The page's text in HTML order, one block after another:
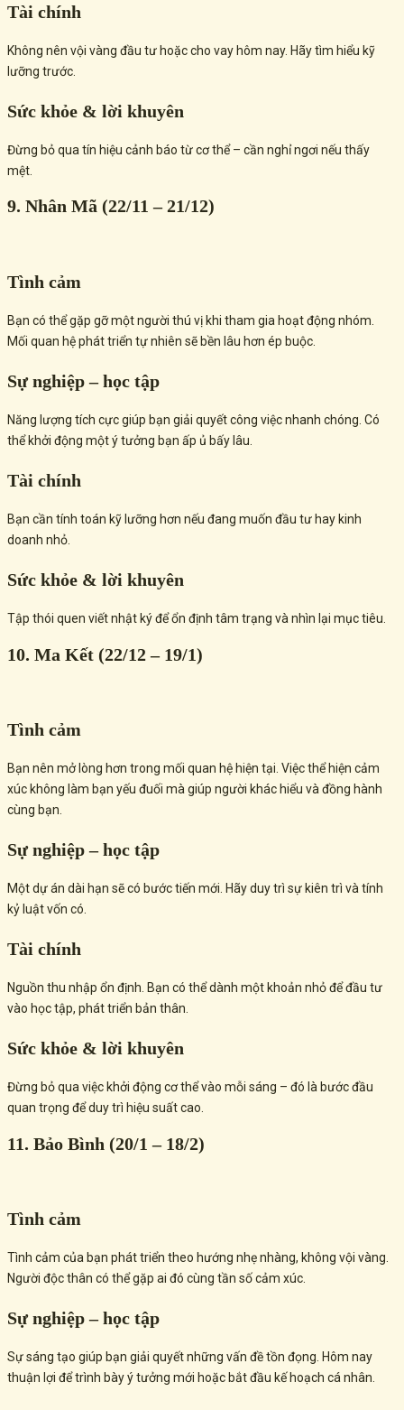
Tài chính
Không nên vội vàng đầu tư hoặc cho vay hôm nay. Hãy tìm hiểu kỹ
lưỡng trước.
Sức khỏe & lời khuyên
Đừng bỏ qua tín hiệu cảnh báo từ cơ thể – cần nghỉ ngơi nếu thấy
mệt.
9. Nhân Mã (22/11 – 21/12)
Tình cảm
Bạn có thể gặp gỡ một người thú vị khi tham gia hoạt động nhóm.
Mối quan hệ phát triển tự nhiên sẽ bền lâu hơn ép buộc.
Sự nghiệp – học tập
Năng lượng tích cực giúp bạn giải quyết công việc nhanh chóng. Có
thể khởi động một ý tưởng bạn ấp ủ bấy lâu.
Tài chính
Bạn cần tính toán kỹ lưỡng hơn nếu đang muốn đầu tư hay kinh
doanh nhỏ.
Sức khỏe & lời khuyên
Tập thói quen viết nhật ký để ổn định tâm trạng và nhìn lại mục tiêu.
10. Ma Kết (22/12 – 19/1)
Tình cảm
Bạn nên mở lòng hơn trong mối quan hệ hiện tại. Việc thể hiện cảm
xúc không làm bạn yếu đuối mà giúp người khác hiểu và đồng hành
cùng bạn.
Sự nghiệp – học tập
Một dự án dài hạn sẽ có bước tiến mới. Hãy duy trì sự kiên trì và tính
kỷ luật vốn có.
Tài chính
Nguồn thu nhập ổn định. Bạn có thể dành một khoản nhỏ để đầu tư
vào học tập, phát triển bản thân.
Sức khỏe & lời khuyên
Đừng bỏ qua việc khởi động cơ thể vào mỗi sáng – đó là bước đầu
quan trọng để duy trì hiệu suất cao.
11. Bảo Bình (20/1 – 18/2)
Tình cảm
Tình cảm của bạn phát triển theo hướng nhẹ nhàng, không vội vàng.
Người độc thân có thể gặp ai đó cùng tần số cảm xúc.
Sự nghiệp – học tập
Sự sáng tạo giúp bạn giải quyết những vấn đề tồn đọng. Hôm nay
thuận lợi để trình bày ý tưởng mới hoặc bắt đầu kế hoạch cá nhân.